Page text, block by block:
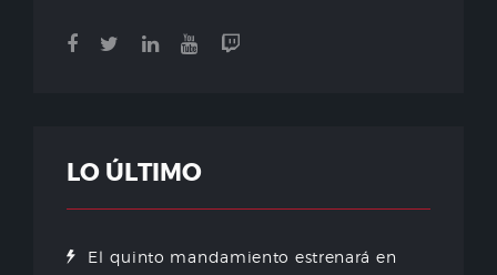
LO ÚLTIMO
El quinto mandamiento estrenará en